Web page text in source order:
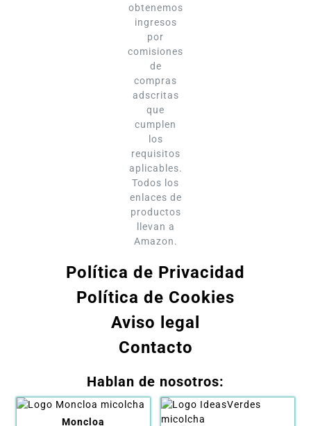
obtenemos
ingresos
por
comisiones
de
compras
adscritas
que
cumplen
los
requisitos
aplicables.
Todos los
enlaces de
productos
llevan a
Amazon.
Política de Privacidad
Política de Cookies
Aviso legal
Contacto
Hablan de nosotros:
Moncloa